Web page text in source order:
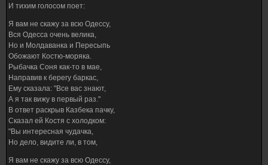
И тихим голосом поет:
Я вам не скажу за всю Одессу,
Вся Одесса очень велика,
Но и Молдаванка и Пересыпь
Обожают Костю-моряка.
Рыбачка Соня как-то в мае,
Направив к берегу баркас,
Ему сказала: "Все вас знают,
А я так вижу в первый раз."
В ответ раскрыв Казбека пачку,
Сказал ей Костя с холодком:
"Вы интересная чудачка,
Но дело, видите ли, в том,
Я вам не скажу за всю Одессу,